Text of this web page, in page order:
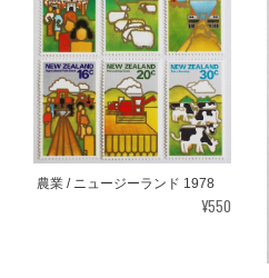
農業 / ニュージーランド 1978
¥550